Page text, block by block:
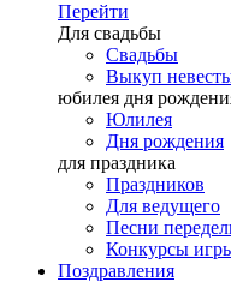
Перейти
Для свадьбы
Свадьбы
Выкуп
юбилея дня
Юлилея
Дня рождения
для праздника
Праздников
Для ведущего
Песни
Конкурсы
Поздравления